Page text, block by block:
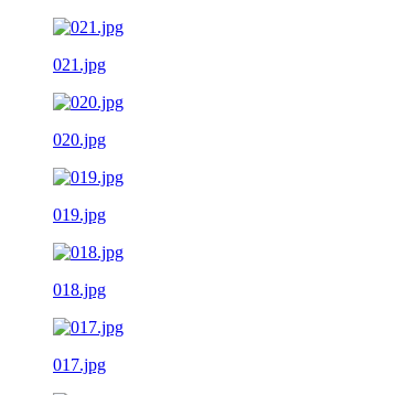
021.jpg
020.jpg
019.jpg
018.jpg
017.jpg